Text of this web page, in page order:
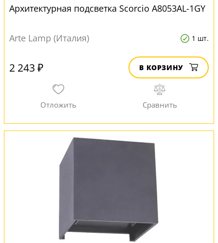
Архитектурная подсветка Scorcio A8053AL-1GY
Arte Lamp (Италия) 1 шт.
2 243 ₽ В КОРЗИНУ